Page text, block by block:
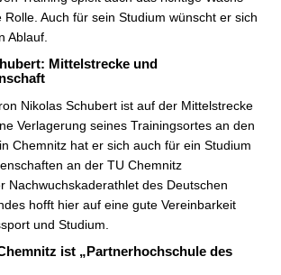
Auch für sein Studium wünscht er sich
Ablauf.
Mittelstrecke und
Nikolas Schubert ist auf der Mittelstrecke
Verlagerung seines Trainingsortes an den
Chemnitz hat er sich auch für ein Studium
an der TU Chemnitz
Nachwuchskaderathlet des Deutschen
hofft hier auf eine gute Vereinbarkeit
und Studium.
ist „Partnerhochschule des